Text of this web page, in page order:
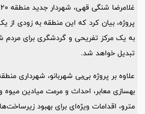
پروژه، بیان کرد که این منطقه به زودی
به یک مرکز تفریحی و گردشگری برای
تبدیل خواهد شد.
بهسازی معابر، احداث و مرمت میادین میوه
مترو، اقدامات ویژه‌ای برای بهبود